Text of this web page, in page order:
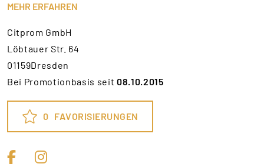
MEHR ERFAHREN
Citprom GmbH
Löbtauer Str. 64
01159Dresden
Bei Promotionbasis seit08.10.2015
0 FAVORISIERUNGEN